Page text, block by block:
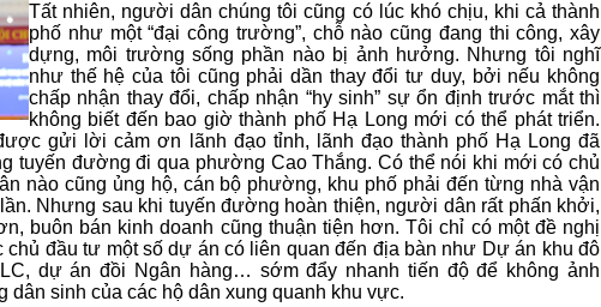
Tất nhiên, người dân chúng tôi cũng có lúc khó chịu, khi cả thành
phố như một “đại công trường”, chỗ nào cũng đang thi công, xây
dựng, môi trường sống phần nào bị ảnh hưởng. Nhưng tôi nghĩ
như thế hệ của tôi cũng phải dần thay đổi tư duy, bởi nếu không
chấp nhận thay đổi, chấp nhận “hy sinh” sự ổn định trước mắt thì
không biết đến bao giờ thành phố Hạ Long mới có thể phát triển.
gửi lời cảm ơn lãnh đạo tỉnh, lãnh đạo thành phố Hạ Long đã
tuyến đường đi qua phường Cao Thắng. Có thể nói khi mới có chủ
nào cũng ủng hộ, cán bộ phường, khu phố phải đến từng nhà vận
Nhưng sau khi tuyến đường hoàn thiện, người dân rất phấn khởi,
buôn bán kinh doanh cũng thuận tiện hơn. Tôi chỉ có một đề nghị
chủ đầu tư một số dự án có liên quan đến địa bàn như Dự án khu đô
dự án đồi Ngân hàng… sớm đẩy nhanh tiến độ để không ảnh
sinh của các hộ dân xung quanh khu vực.